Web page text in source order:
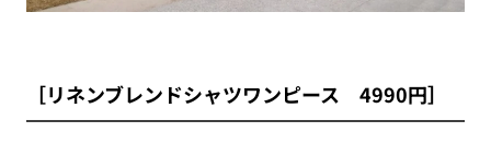
［リネンブレンドシャツワンピース 4990円］